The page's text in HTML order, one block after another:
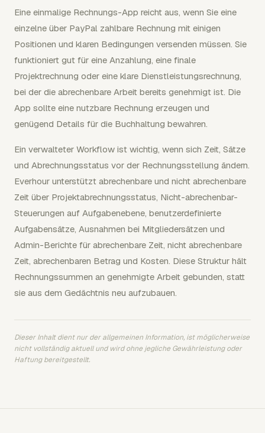
Eine einmalige Rechnungs-App reicht aus, wenn Sie eine
einzelne über PayPal zahlbare Rechnung mit einigen
Positionen und klaren Bedingungen versenden müssen. Sie
funktioniert gut für eine Anzahlung, eine finale
Projektrechnung oder eine klare Dienstleistungsrechnung,
bei der die abrechenbare Arbeit bereits genehmigt ist. Die
App sollte eine nutzbare Rechnung erzeugen und
genügend Details für die Buchhaltung bewahren.
Ein verwalteter Workflow ist wichtig, wenn sich Zeit, Sätze
und Abrechnungsstatus vor der Rechnungsstellung ändern.
Everhour unterstützt abrechenbare und nicht abrechenbare
Zeit über Projektabrechnungsstatus, Nicht-abrechenbar-
Steuerungen auf Aufgabenebene, benutzerdefinierte
Aufgabensätze, Ausnahmen bei Mitgliedersätzen und
Admin-Berichte für abrechenbare Zeit, nicht abrechenbare
Zeit, abrechenbaren Betrag und Kosten. Diese Struktur hält
Rechnungssummen an genehmigte Arbeit gebunden, statt
sie aus dem Gedächtnis neu aufzubauen.
Dieser Inhalt dient nur der allgemeinen Information, ist möglicherweise
nicht vollständig aktuell und wird ohne jegliche Gewährleistung oder
Haftung bereitgestellt.